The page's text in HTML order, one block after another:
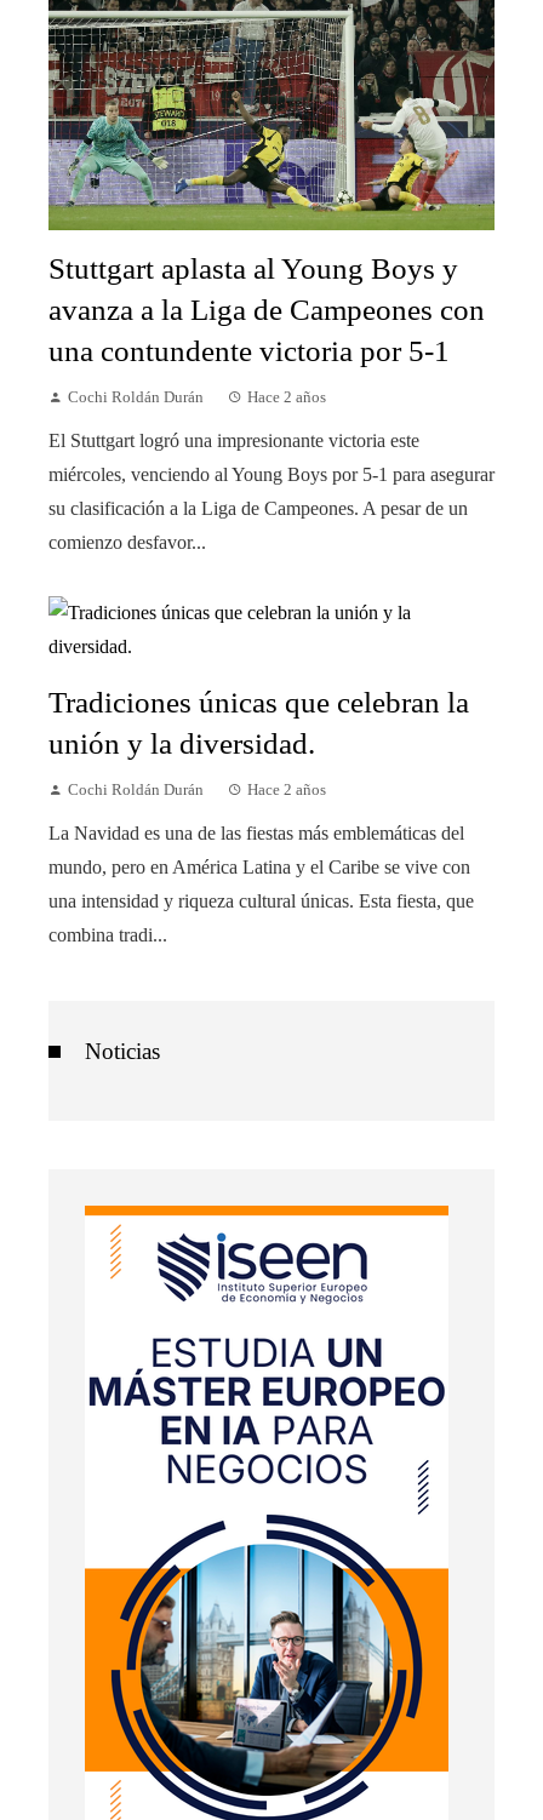
Stuttgart aplasta al Young Boys y
avanza a la Liga de Campeones con
una contundente victoria por 5-1
Cochi Roldán Durán Hace 2 años
El Stuttgart logró una impresionante victoria este
miércoles, venciendo al Young Boys por 5-1 para asegurar
su clasificación a la Liga de Campeones. A pesar de un
comienzo desfavor...
Tradiciones únicas que celebran la
unión y la diversidad.
Cochi Roldán Durán Hace 2 años
La Navidad es una de las fiestas más emblemáticas del
mundo, pero en América Latina y el Caribe se vive con
una intensidad y riqueza cultural únicas. Esta fiesta, que
combina tradi...
Noticias